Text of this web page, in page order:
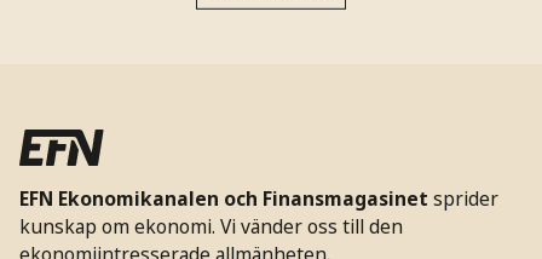
EFN Ekonomikanalen och Finansmagasinet sprider
kunskap om ekonomi. Vi vänder oss till den